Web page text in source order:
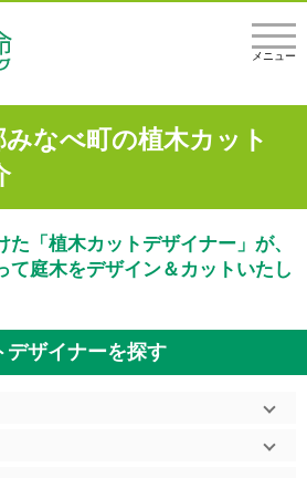
メニュー
なべ町の植木カット
た「植木カットデザイナー」が、
て庭木をデザイン＆カットいたし
デザイナーを探す